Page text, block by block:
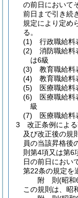
の前日において
前日まで引き続
規定により定め
る。
(1)
行政職給料
(2)
消防職給料
は6級
(3)
教育職給料
(4)
教育職給料
(5)
医療職給料
(6)
医療職給料
級
(7)
医療職給料
3
改正条例によ
及び改正後の規
員の当該昇格後
則第4項又は第6
日の前日におい
第22条の規定を
附 則(昭和
この規則は、昭